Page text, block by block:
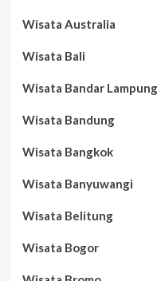
Wisata Australia
Wisata Bali
Wisata Bandar Lampung
Wisata Bandung
Wisata Bangkok
Wisata Banyuwangi
Wisata Belitung
Wisata Bogor